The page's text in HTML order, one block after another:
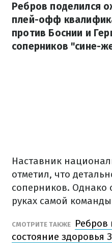
Ребров поделился
плей-офф
против Боснии и
соперников "сине-
Наставник
отметил, что
соперников. Однако
руках самой
СМОТРИТЕ ТАКЖЕ
Ребров
состояние здоровья